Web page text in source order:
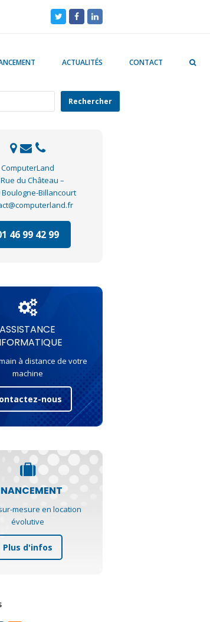
TwitterFacebookLinkedIn
ACTUALITÉS CONTACT
Rechercher
ComputerLand
du Château –
Boulogne-Billancourt
46 99 42 99
ASSISTANCE
à distance de votre
machine
nous
mesure en location
évolutive
Plus d'infos